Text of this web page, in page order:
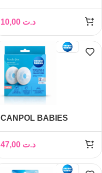
EPONGE
د.ت
CANPOL BABIES
Portables x2
د.ت